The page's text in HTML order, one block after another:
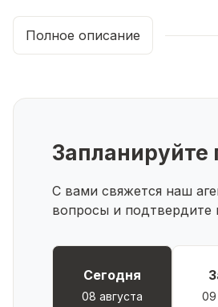
Дополнительная информация:
Один взрослый собственник
Звоните прямо сейчас! Не
Полное описание
Запланируйте
С вами свяжется наш
вопросы и подтвердите
Сегодня
08 августа 09